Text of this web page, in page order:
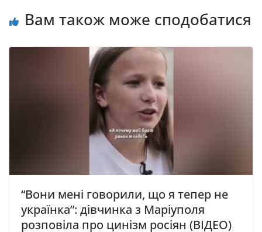
Вам також може сподобатися
“Вони мені говорили, що я тепер не
українка”: дівчинка з Маріуполя
розповіла про цинізм росіян (ВІДЕО)